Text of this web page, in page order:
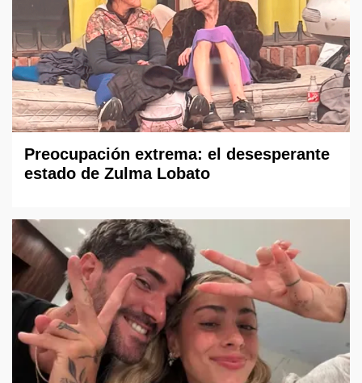
Preocupación extrema: el desesperante
estado de Zulma Lobato